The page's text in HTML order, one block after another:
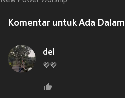
Komentar untuk Ada
del
💜💜